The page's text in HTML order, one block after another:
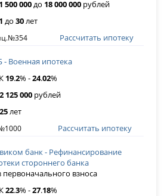
1 500 000до 18 000 000 рублей
1 до30лет
Рассчитать ипотеку
- Военная ипотека
19.2% -24.02%
2 125 000 рублей
25лет
Рассчитать ипотеку
банк - Рефинансирование
стороннего банка
первоначального взноса
22.3% -27.18%